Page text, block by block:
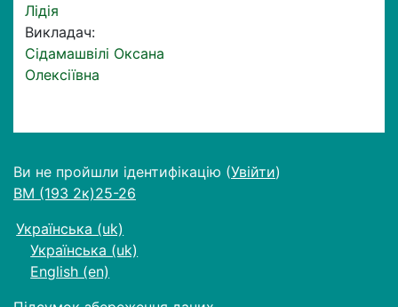
Лідія
Викладач:
Сідамашвілі Оксана
Олексіївна
Ви не пройшли ідентифікацію (Увійти)
ВМ (193 2к)25-26
Українська ‎(uk)‎
Українська ‎(uk)‎
English ‎(en)‎